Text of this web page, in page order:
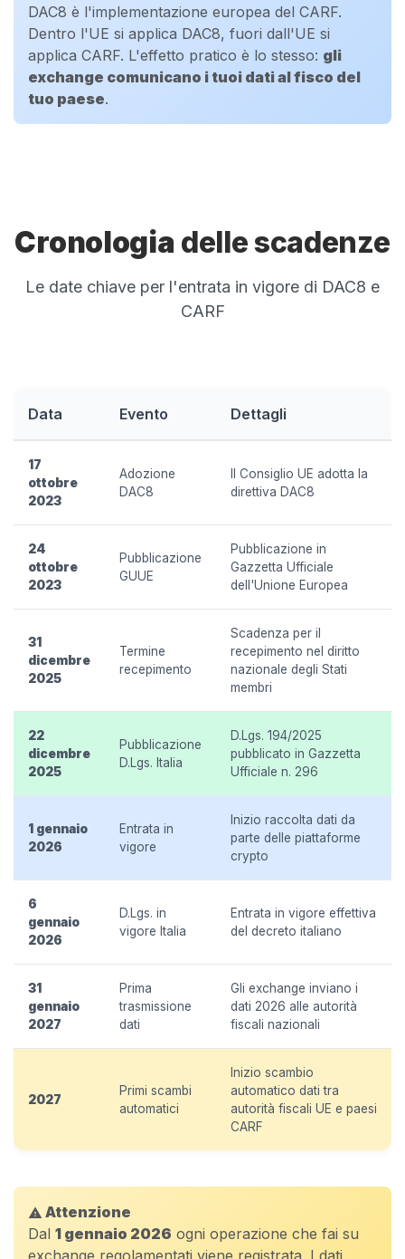
DAC8 è l'implementazione europea del CARF.
Dentro l'UE si applica DAC8, fuori dall'UE si
applica CARF. L'effetto pratico è lo stesso: gli
exchange comunicano i tuoi dati al fisco del
tuo paese.
Cronologia delle scadenze
Le date chiave per l'entrata in vigore di DAC8 e
CARF
Data Evento Dettagli
17
ottobre
2023
Adozione
DAC8
Il Consiglio UE adotta la
direttiva DAC8
24
ottobre
2023
Pubblicazione
GUUE
Pubblicazione in
Gazzetta Ufficiale
dell'Unione Europea
31
dicembre
2025
Termine
recepimento
Scadenza per il
recepimento nel diritto
nazionale degli Stati
membri
22
dicembre
2025
Pubblicazione
D.Lgs. Italia
D.Lgs. 194/2025
pubblicato in Gazzetta
Ufficiale n. 296
1 gennaio
2026
Entrata in
vigore
Inizio raccolta dati da
parte delle piattaforme
crypto
6
gennaio
2026
D.Lgs. in
vigore Italia
Entrata in vigore effettiva
del decreto italiano
31
gennaio
2027
Prima
trasmissione
dati
Gli exchange inviano i
dati 2026 alle autorità
fiscali nazionali
2027
Primi scambi
automatici
Inizio scambio
automatico dati tra
autorità fiscali UE e paesi
CARF
warning Attenzione
Dal 1 gennaio 2026 ogni operazione che fai su
exchange regolamentati viene registrata. I dati